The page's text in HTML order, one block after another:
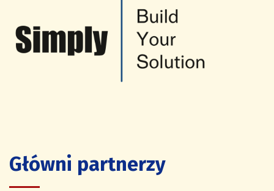
Główni partnerzy